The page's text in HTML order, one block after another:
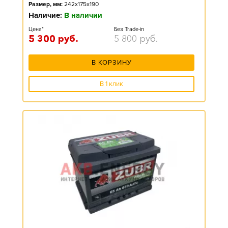
Размер, мм: 242x175x190
Наличие: В наличии
Цена*
5 300 руб.
Без Trade-in
5 800 руб.
В КОРЗИНУ
В 1 клик